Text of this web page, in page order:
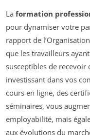
La formation
pour dynamiser votre
rapport de
que les travailleurs
susceptibles de recevoir
investissant dans vos
cours en ligne, des
séminaires, vous
employabilité, mais
aux évolutions du